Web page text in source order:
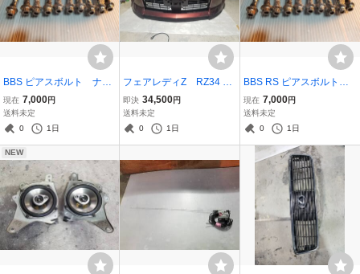
BBS ピアスボルト ナッ
ト30本セット
現在 7,000円
送料未定
0
1日
フェアレディZ RZ34 フ
ロントバンパー 新車外
し バーガンディ NBQ
即決 34,500円
送料未定
0
1日
BBS RS ピアスボルト、
ナット 30本セット ③
現在 7,000円
送料未定
0
1日
NEW